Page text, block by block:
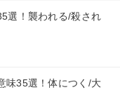
選！襲われる/殺され
味35選！体につく/大